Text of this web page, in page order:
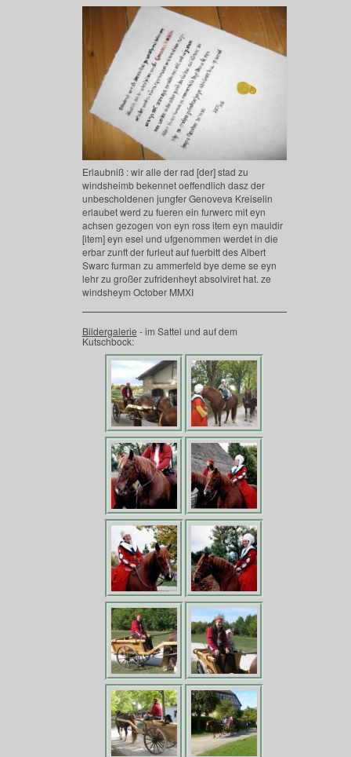
Erlaubniß : wir alle der rad [der] stad zu
windsheimb bekennet oeffendlich dasz der
unbescholdenen jungfer Genoveva Kreiselin
erlaubet werd zu fueren ein furwerc mit eyn
achsen gezogen von eyn ross item eyn mauldir
[item] eyn esel und ufgenommen werdet in die
erbar zunft der furleut auf fuerbitt des Albert
Swarc furman zu ammerfeld bye deme se eyn
lehr zu großer zufridenheyt absolviret hat. ze
windsheym October MMXI
Bildergalerie - im Sattel und auf dem
Kutschbock: